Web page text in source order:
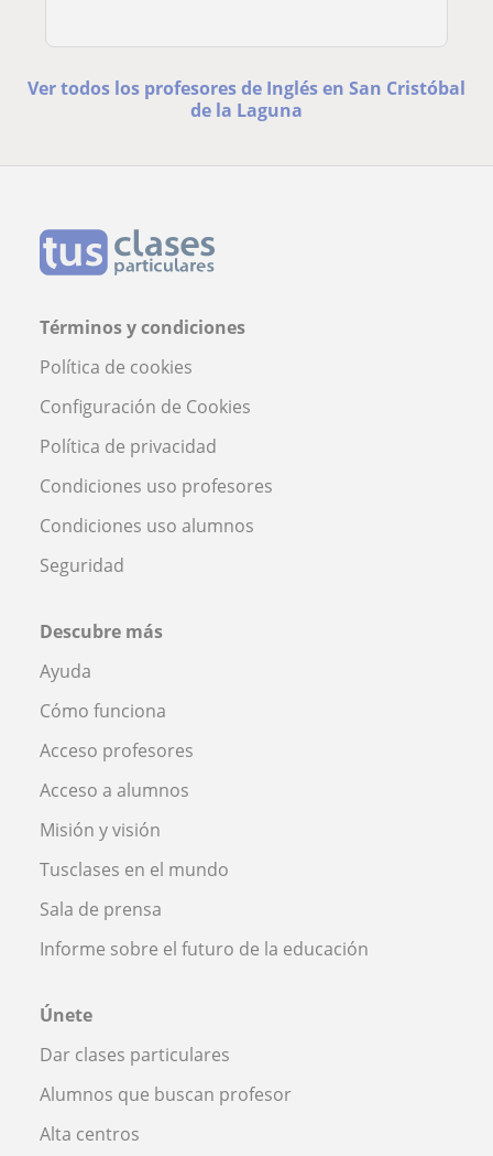
Ver todos los profesores de Inglés en San Cristóbal
de la Laguna
Términos y condiciones
Política de cookies
Configuración de Cookies
Política de privacidad
Condiciones uso profesores
Condiciones uso alumnos
Seguridad
Descubre más
Ayuda
Cómo funciona
Acceso profesores
Acceso a alumnos
Misión y visión
Tusclases en el mundo
Sala de prensa
Informe sobre el futuro de la educación
Únete
Dar clases particulares
Alumnos que buscan profesor
Alta centros